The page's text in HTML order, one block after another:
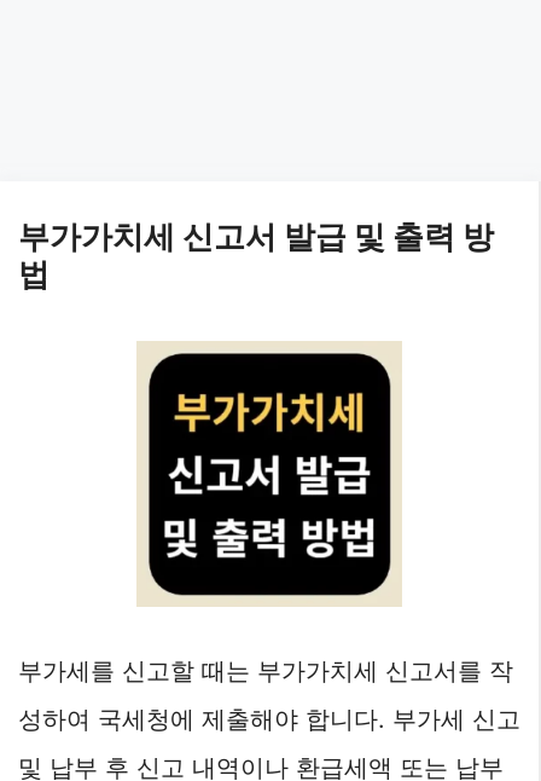
부가가치세 신고서 발급 및 출력 방
법
부가세를 신고할 때는 부가가치세 신고서를 작
성하여 국세청에 제출해야 합니다. 부가세 신고
및 납부 후 신고 내역이나 환급세액 또는 납부